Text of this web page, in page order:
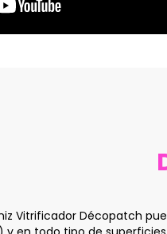
barniz Vitrificador